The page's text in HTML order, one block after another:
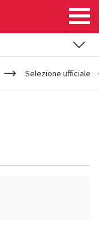
Selezione ufficiale